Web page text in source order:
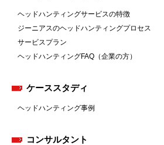
ヘッドハンティングサービスの特徴
ジーニアスのヘッドハンティングプロセス
サービスプラン
ヘッドハンティングFAQ（企業の方）
ケーススタディ
ヘッドハンティング事例
コンサルタント